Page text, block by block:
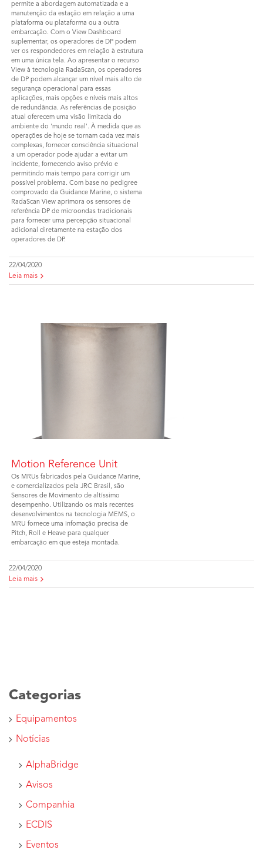
permite a abordagem automatizada e a
manutenção da estação em relação a uma
plataforma ou plataforma ou a outra
embarcação. Com o View Dashboard
suplementar, os operadores de DP podem
ver os respondedores em relação à estrutura
em uma única tela. Ao apresentar o recurso
View à tecnologia RadaScan, os operadores
de DP podem alcançar um nível mais alto de
segurança operacional para essas
aplicações, mais opções e níveis mais altos
de redundância. As referências de posição
atual oferecem uma visão limitada do
ambiente do 'mundo real'. À medida que as
operações de hoje se tornam cada vez mais
complexas, fornecer consciência situacional
a um operador pode ajudar a evitar um
incidente, fornecendo aviso prévio e
permitindo mais tempo para corrigir um
possível problema. Com base no pedigree
comprovado da Guidance Marine, o sistema
RadaScan View aprimora os sensores de
referência DP de microondas tradicionais
para fornecer uma percepção situacional
adicional diretamente na estação dos
operadores de DP.
22/04/2020
Leia mais
Motion Reference Unit
Os MRUs fabricados pela Guidance Marine,
e comercializados pela JRC Brasil, são
Sensores de Movimento de altíssimo
desempenho. Utilizando os mais recentes
desenvolvimentos na tecnologia MEMS, o
MRU fornece uma infomação precisa de
Pitch, Roll e Heave para qualquer
embarcação em que esteja montada.
22/04/2020
Leia mais
Categorias
Equipamentos
Notícias
AlphaBridge
Avisos
Companhia
ECDIS
Eventos